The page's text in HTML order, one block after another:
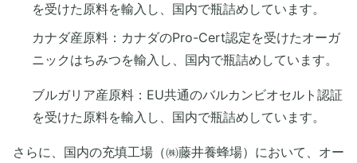
を受けた原料を輸入し、国内で瓶詰めしています。
カナダ産原料：カナダのPro-Cert認定を受けたオーガ
ニックはちみつを輸入し、国内で瓶詰めしています。
ブルガリア産原料：EU共通のバルカンビオセルト認証
を受けた原料を輸入し、国内で瓶詰めしています。
さらに、国内の充填工場（㈱藤井養蜂場）において、オー